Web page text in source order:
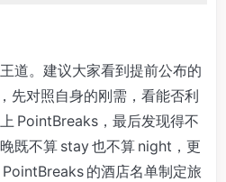
道。建议大家看到提前公布的
先对照自身的刚需，看能否利
PointBreaks，最后发现得不
既不算 stay 也不算 night，更
的酒店名单制定旅